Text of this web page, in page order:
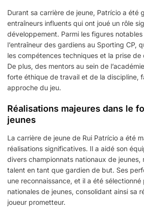
Durant sa carrière de jeune, Patrício a été
entraîneurs influents qui ont joué un rôle
développement. Parmi les figures
l’entraîneur des gardiens au Sporting CP,
les compétences techniques et la prise
De plus, des mentors au sein de
forte éthique de travail et de la discipline,
approche du jeu.
Réalisations majeures dans le
jeunes
La carrière de jeune de Rui Patrício a été
réalisations significatives. Il a aidé son
divers championnats nationaux de jeunes,
talent en tant que gardien de but. Ses
une reconnaissance, et il a été
nationales de jeunes, consolidant ainsi sa
joueur prometteur.